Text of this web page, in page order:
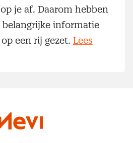
je af. Daarom hebben
belangrijke informatie
een rij gezet. Lees